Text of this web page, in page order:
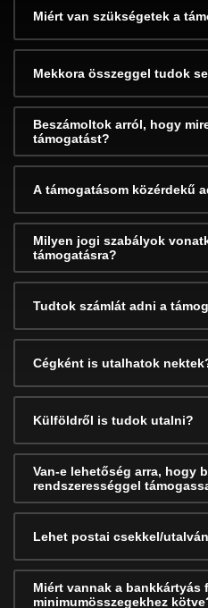
Miért van szükségetek a
Mekkora összeggel tudok
Beszámoltok arról, hogy
támogatást?
A támogatásom közérdekű
Milyen jogi szabályok
támogatásra?
Tudtok számlát adni a
Cégként is utalhatok
Külföldről is tudok utalni?
Van-e lehetőség arra, hogy
rendszerességgel
Lehet postai csekkel/
Miért vannak a bankkártyás
minimumösszegekhez